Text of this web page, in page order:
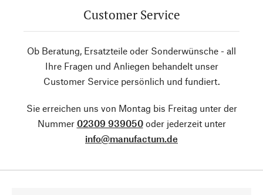
Customer Service
Ob Beratung, Ersatzteile oder Sonderwünsche - all
Ihre Fragen und Anliegen behandelt unser
Customer Service persönlich und fundiert.
Sie erreichen uns von Montag bis Freitag unter der
Nummer 02309 939050oder jederzeit unter
info@manufactum.de